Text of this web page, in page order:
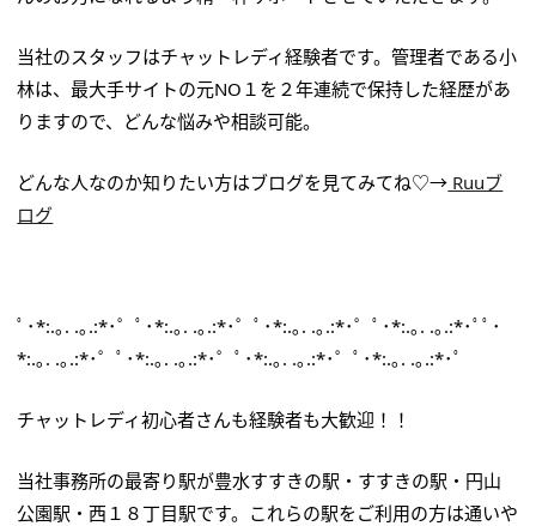
当社のスタッフはチャットレディ経験者です。管理者である小
林は、最大手サイトの元NO１を２年連続で保持した経歴があ
りますので、どんな悩みや相談可能。
どんな人なのか知りたい方はブログを見てみてね♡→ Ruuブ
ログ
ﾟ･*:.｡. .｡.:*･゜ﾟ･*:.｡. .｡.:*･゜ﾟ･*:.｡. .｡.:*･゜ﾟ･*:.｡. .｡.:*･ﾟﾟ･
*:.｡. .｡.:*･゜ﾟ･*:.｡. .｡.:*･゜ﾟ･*:.｡. .｡.:*･゜ﾟ･*:.｡. .｡.:*･ﾟ
チャットレディ初心者さんも経験者も大歓迎！！
当社事務所の最寄り駅が豊水すすきの駅・すすきの駅・円山
公園駅・西１８丁目駅です。これらの駅をご利用の方は通いや